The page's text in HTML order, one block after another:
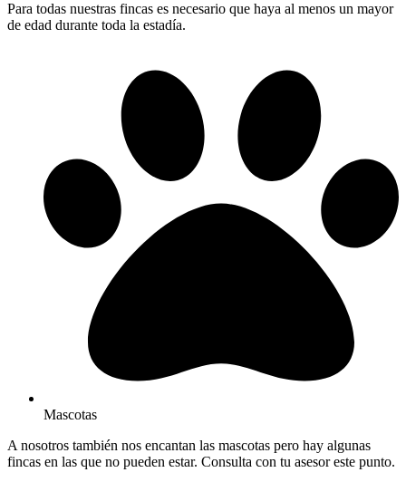
Para todas nuestras fincas es necesario que haya al menos un mayor
de edad durante toda la estadía.
Mascotas
A nosotros también nos encantan las mascotas pero hay algunas
fincas en las que no pueden estar. Consulta con tu asesor este punto.